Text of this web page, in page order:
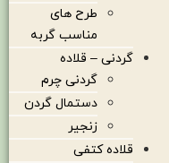
طرح های
مناسب گربه
گردنی – قلاده
گردنی چرم
دستمال گردن
زنجیر
قلاده کتفی